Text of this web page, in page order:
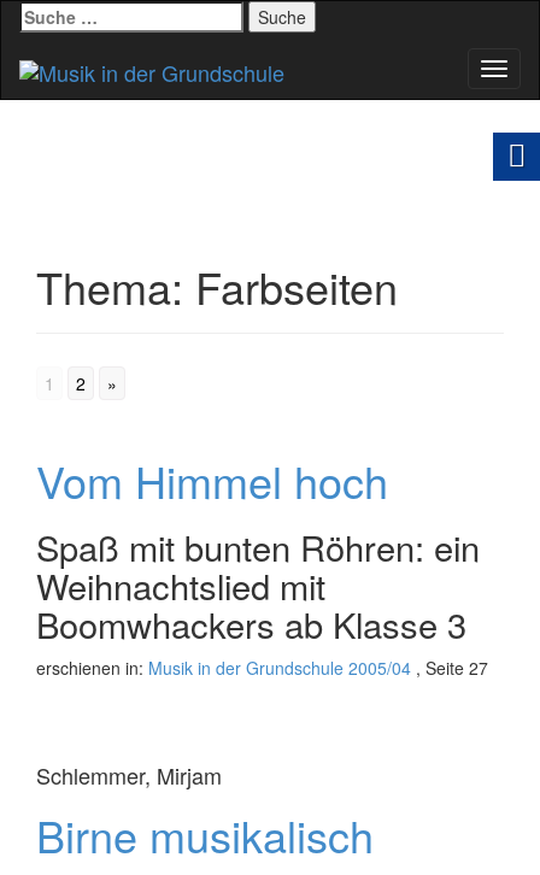
Suche
nach:
Thema: Farbseiten
1 2 »
Vom Himmel hoch
Spaß mit bunten Röhren: ein
Weihnachtslied mit
Boomwhackers ab Klasse 3
erschienen in: Musik in der Grundschule 2005/04 , Seite 27
Schlemmer, Mirjam
Birne musikalisch